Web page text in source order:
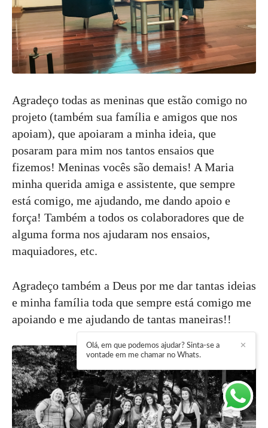
Agradeço todas as meninas que estão comigo no
projeto (também sua família e amigos que nos
apoiam), que apoiaram a minha ideia, que
posaram para mim nos tantos ensaios que
fizemos! Meninas vocês são demais! A Maria
minha querida amiga e assistente, que sempre
está comigo, me ajudando, me dando apoio e
força! Também a todos os colaboradores que de
alguma forma nos ajudaram nos ensaios,
maquiadores, etc.
Agradeço também a Deus por me dar tantas ideias
e minha família toda que sempre está comigo me
apoiando e me ajudando de tantas maneiras!!
✕
Olá, em que podemos ajudar? Sinta-se a
vontade em me chamar no Whats.